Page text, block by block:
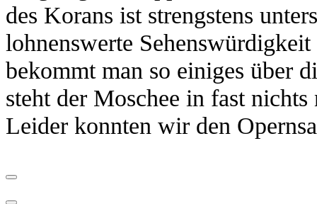
des Korans ist strengstens
lohnenswerte
bekommt man so einiges über
steht der Moschee in fast
Leider konnten wir den